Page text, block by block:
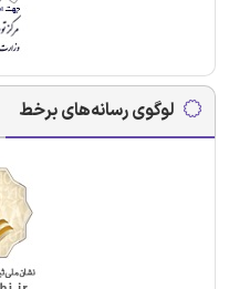
لوگوی رسانه‌های برخط